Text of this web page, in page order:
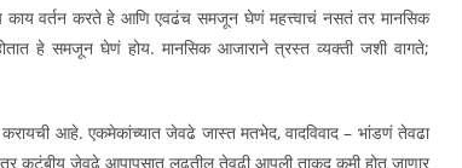
वर्तन करते हे आणि एवढंच समजून घेणं महत्त्वाचं नसतं तर मानसिक
हे समजून घेणं होय. मानसिक आजाराने त्रस्त व्यक्ती जशी वागते;
आहे. एकमेकांच्यात जेवढे जास्त मतभेद, वादविवाद – भांडणं तेवढा
कुटुंबीय जेवढे आपापसात लढतील तेवढी आपली ताकद कमी होत जाणार